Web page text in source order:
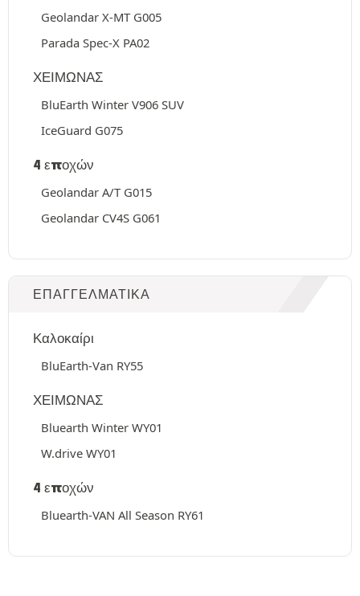
Geolandar X-MT G005
Parada Spec-X PA02
ΧΕΙΜΩΝΑΣ
BluEarth Winter V906 SUV
IceGuard G075
4 εποχών
Geolandar A/T G015
Geolandar CV4S G061
ΕΠΑΓΓΕΛΜΑΤΙΚΆ
Καλοκαίρι
BluEarth-Van RY55
ΧΕΙΜΩΝΑΣ
Bluearth Winter WY01
W.drive WY01
4 εποχών
Bluearth-VAN All Season RY61